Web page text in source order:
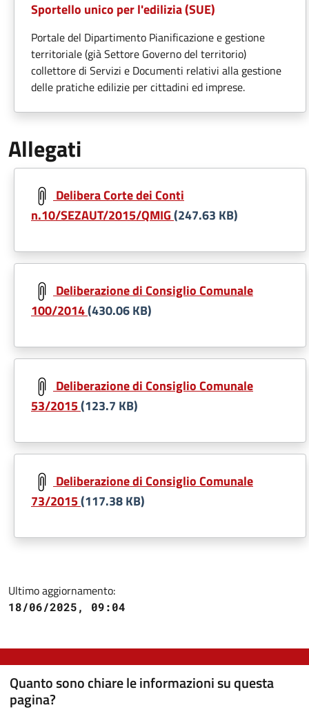
Sportello unico per l'edilizia (SUE)
Portale del Dipartimento Pianificazione e gestione
territoriale (già Settore Governo del territorio)
collettore di Servizi e Documenti relativi alla gestione
delle pratiche edilizie per cittadini ed imprese.
Allegati
Document
Delibera Corte dei Conti
n.10/SEZAUT/2015/QMIG(247.63 KB)
Document
Deliberazione di Consiglio Comunale
100/2014(430.06 KB)
Document
Deliberazione di Consiglio Comunale
53/2015(123.7 KB)
Document
Deliberazione di Consiglio Comunale
73/2015(117.38 KB)
Ultimo aggiornamento:
18/06/2025, 09:04
Quanto sono chiare le informazioni su questa
pagina?